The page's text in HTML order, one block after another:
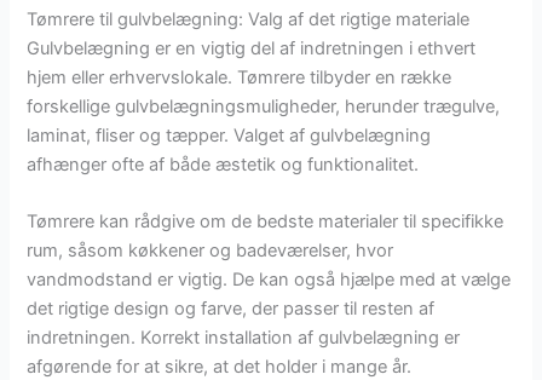
Tømrere til gulvbelægning: Valg af det rigtige materiale
Gulvbelægning er en vigtig del af indretningen i ethvert
hjem eller erhvervslokale. Tømrere tilbyder en række
forskellige gulvbelægningsmuligheder, herunder trægulve,
laminat, fliser og tæpper. Valget af gulvbelægning
afhænger ofte af både æstetik og funktionalitet.
Tømrere kan rådgive om de bedste materialer til specifikke
rum, såsom køkkener og badeværelser, hvor
vandmodstand er vigtig. De kan også hjælpe med at vælge
det rigtige design og farve, der passer til resten af
indretningen. Korrekt installation af gulvbelægning er
afgørende for at sikre, at det holder i mange år.